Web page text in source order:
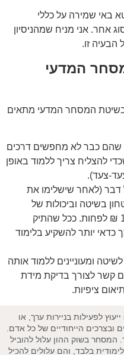
באי שמירה על כללי
אחר. אני מניח שמהניסיון
זו.
המדעי
בשיטת המסחר המדעי מתאים
(מכיוון שהם כבר לא מחפשים דרכים
להצליח צריך ללמוד באופן
צעד).
(לאחר שישלימו את
בשיטה וביכולות של
עצמם) לנהל תיק של 100,000 ₪ לפחות. ככל שהתיק
כדאי יותר להשקיע בלימוד
ומעוניינים ללמוד אותה
קשר לצורך בדיקת מידת
ציפיות.
לפעילות בניירות ערך, או
ובצרכים הייחודיים של כל אדם.
המסחר בשוק ההון עלול להוביל
בלבד, והם עלולים להכיל